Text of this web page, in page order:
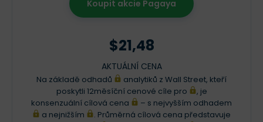
Koupit akcie Pagaya
$21,48
AKTUÁLNÍ CENA
Na základě odhadů
analytiků z Wall Street, kteří
poskytli 12měsíční cenové cíle pro
, je
konsenzuální cílová cena
– s nejvyšším odhadem
a nejnižším
. Průměrná cílová cena představuje